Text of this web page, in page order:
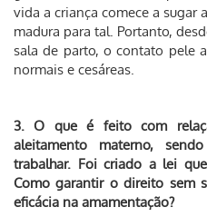
vida a criança comece a sugar
madura para tal. Portanto,
sala de parto, o contato pele
normais e cesáreas.
3. O que é feito com
aleitamento materno,
trabalhar. Foi criado a lei
Como garantir o direito sem
eficácia na amamentação?